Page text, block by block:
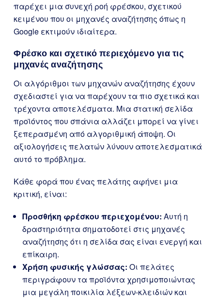
παρέχει μια συνεχή ροή φρέσκου, σχετικού
κειμένου που οι μηχανές αναζήτησης όπως η
Google εκτιμούν ιδιαίτερα.
Φρέσκο και σχετικό περιεχόμενο για τις
μηχανές αναζήτησης
Οι αλγόριθμοι των μηχανών αναζήτησης έχουν
σχεδιαστεί για να παρέχουν τα πιο σχετικά και
τρέχοντα αποτελέσματα. Μια στατική σελίδα
προϊόντος που σπάνια αλλάζει μπορεί να γίνει
ξεπερασμένη από αλγοριθμική άποψη. Οι
αξιολογήσεις πελατών λύνουν αποτελεσματικά
αυτό το πρόβλημα.
Κάθε φορά που ένας πελάτης αφήνει μια
κριτική, είναι:
Προσθήκη φρέσκου περιεχομένου: Αυτή η
δραστηριότητα σηματοδοτεί στις μηχανές
αναζήτησης ότι η σελίδα σας είναι ενεργή και
επίκαιρη.
Χρήση φυσικής γλώσσας: Οι πελάτες
περιγράφουν τα προϊόντα χρησιμοποιώντας
μια μεγάλη ποικιλία λέξεων-κλειδιών και